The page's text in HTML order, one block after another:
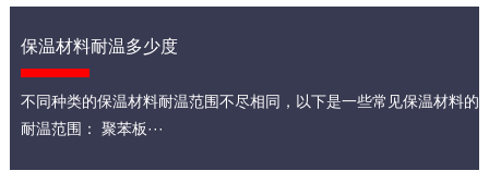
保温材料耐温多少度
不同种类的保温材料耐温范围不尽相同，以下是一些常见保温材料的
耐温范围： 聚苯板···